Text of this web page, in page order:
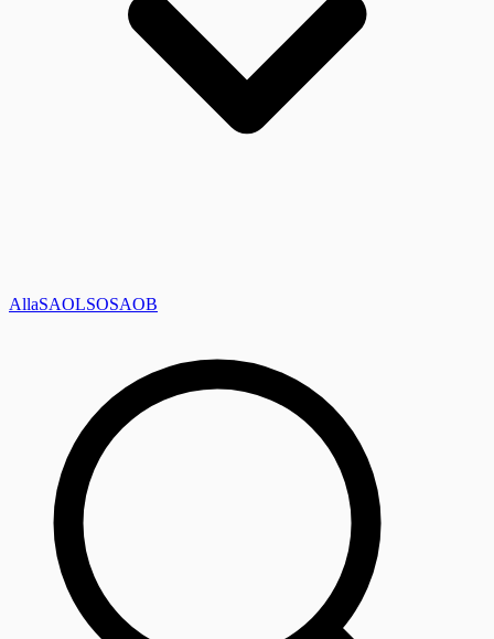
AllaSAOLSOSAOB